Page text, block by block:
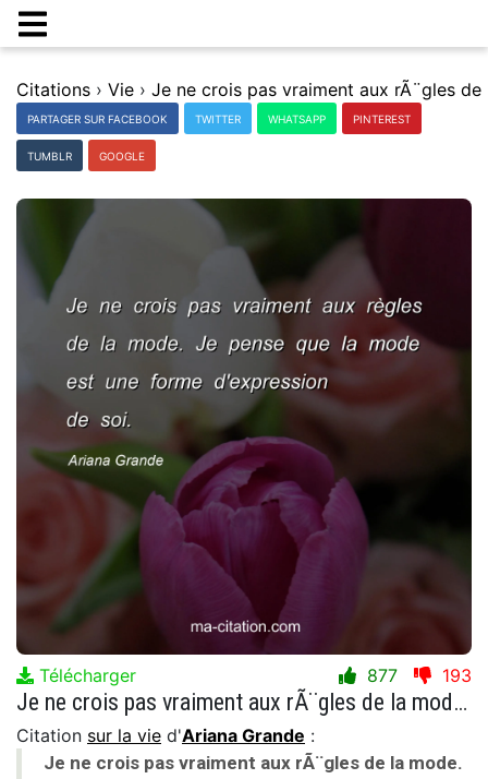
Citations › Vie ›
PARTAGER SUR FACEBOOK TWITTER WHATSAPP PINTEREST
TUMBLR GOOGLE
Télécharger 877 193
Je ne crois pas vraiment aux rÃ¨gles de la mode. Je pense que la mode est une forme d'expression de soi.
Citation sur la vie d'Ariana Grande :
Je ne crois pas vraiment aux rÃ¨gles de la mode.